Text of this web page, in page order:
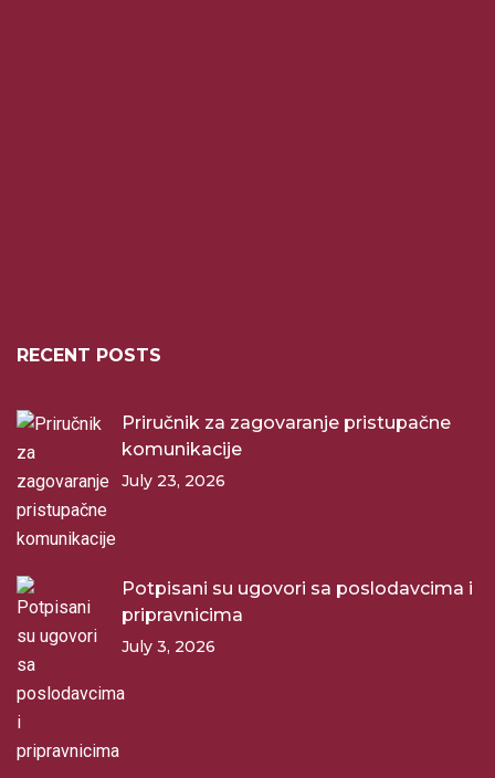
RECENT POSTS
Priručnik za zagovaranje pristupačne
komunikacije
July 23, 2026
Potpisani su ugovori sa poslodavcima i
pripravnicima
July 3, 2026